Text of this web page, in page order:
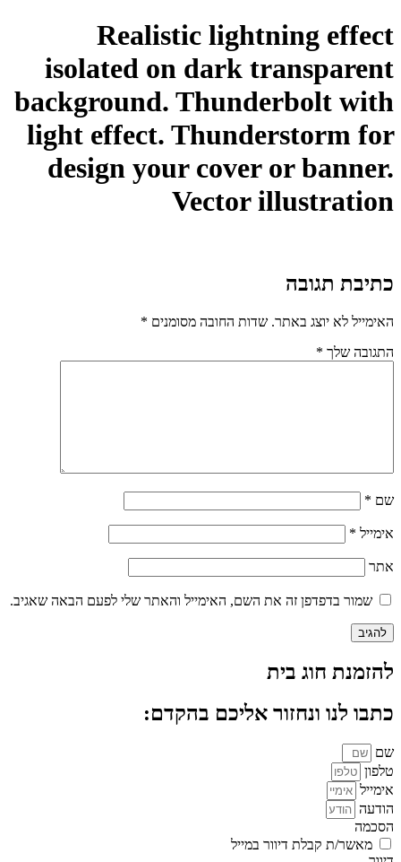
Realistic lightning effect
isolated on dark transparent
background. Thunderbolt with
light effect. Thunderstorm for
design your cover or banner.
Vector illustration
כתיבת תגובה
האימייל לא יוצג באתר. שדות החובה מסומנים *
התגובה שלך *
שם *
אימייל *
אתר
שמור בדפדפן זה את השם, האימייל והאתר שלי לפעם הבאה שאגיב.
להזמנת חוג בית
כתבו לנו ונחזור אליכם בהקדם:
שם
טלפון
אימייל
הודעה
הסכמה
מאשר/ת קבלת דיוור במייל